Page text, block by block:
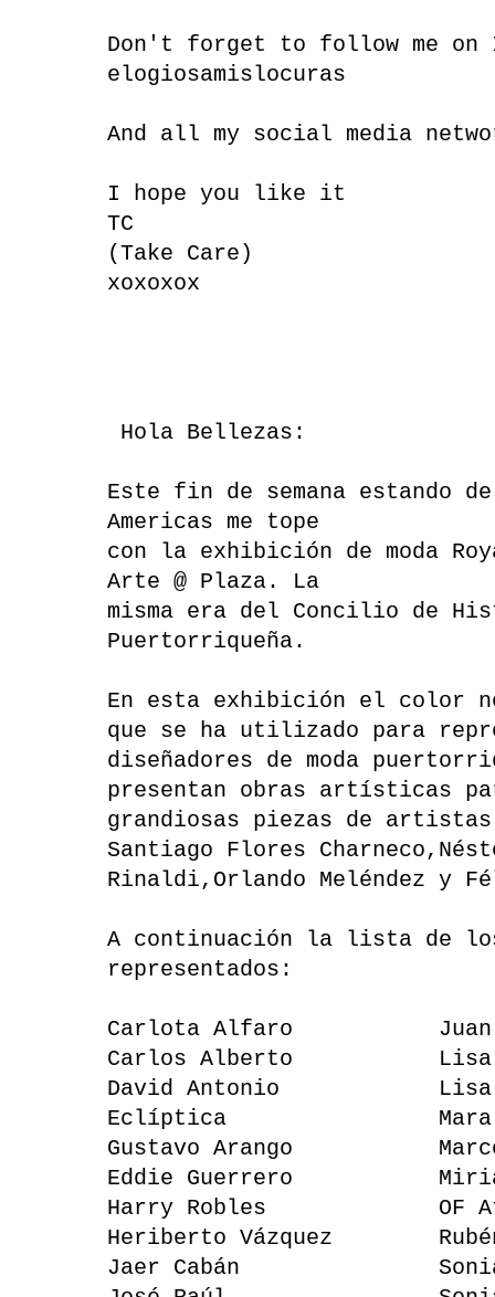
Don't forget to follow me on
elogiosamislocuras
And all my social media
I hope you like it
TC
(Take Care)
xoxoxox
Hola Bellezas:
Este fin de semana estando
Americas me tope
con la exhibición de moda
Arte @ Plaza. La
misma era del Concilio de
Puertorriqueña.
En esta exhibición el color
que se ha utilizado para
diseñadores de moda
presentan obras artísticas
grandiosas piezas de
Santiago Flores
Rinaldi,Orlando Meléndez y
A continuación la lista de
representados:
Carlota Alfaro Juan
Carlos Alberto Lisa
David Antonio Lisa
Eclíptica Mara
Gustavo Arango Marcos
Eddie Guerrero
Harry Robles OF
Heriberto Vázquez
Jaer Cabán Sonia